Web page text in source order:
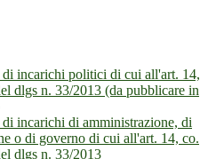
incarichi politici di cui all'art. 14,
dlgs n. 33/2013 (da pubblicare in
incarichi di amministrazione, di
o di governo di cui all'art. 14, co.
dlgs n. 33/2013